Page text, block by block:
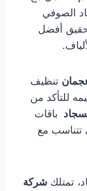
الصوفي
أفضل
تنظيف
للتأكد من
باقات
تتناسب مع
تمتلك شركة